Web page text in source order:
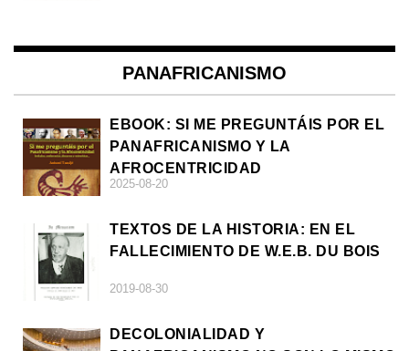
PANAFRICANISMO
EBOOK: SI ME PREGUNTÁIS POR EL
PANAFRICANISMO Y LA
AFROCENTRICIDAD
2025-08-20
TEXTOS DE LA HISTORIA: EN EL
FALLECIMIENTO DE W.E.B. DU BOIS
2019-08-30
DECOLONIALIDAD Y